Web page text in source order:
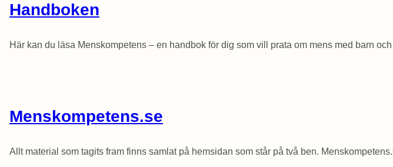
Handboken
Här kan du läsa Menskompetens – en handbok för dig som vill prata om mens med barn
Menskompetens.se
Allt material som tagits fram finns samlat på hemsidan som står på två ben.